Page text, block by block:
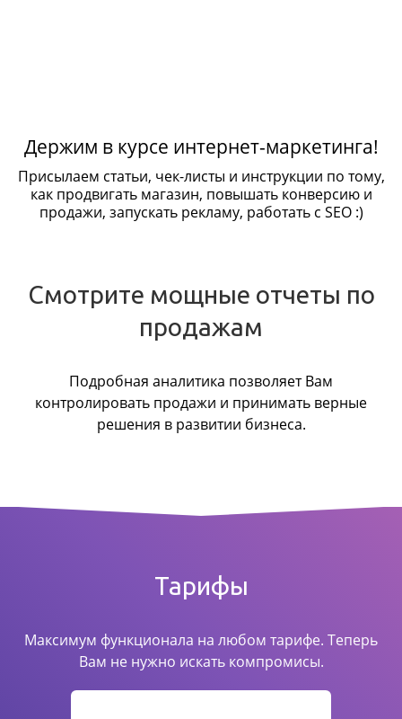
Держим в курсе интернет-маркетинга!
Присылаем статьи, чек-листы и инструкции по тому,
как продвигать магазин, повышать конверсию и
продажи, запускать рекламу, работать с SEO :)
Смотрите мощные отчеты по
продажам
Подробная аналитика позволяет Вам
контролировать продажи и принимать верные
решения в развитии бизнеса.
Тарифы
Максимум функционала на любом тарифе. Теперь
Вам не нужно искать компромисы.